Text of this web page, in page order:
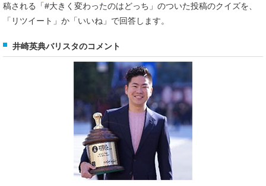
稿される「#大きく変わったのはどっち」のついた投稿のクイズを、
「リツイート」か「いいね」で回答します。
井崎英典バリスタのコメント